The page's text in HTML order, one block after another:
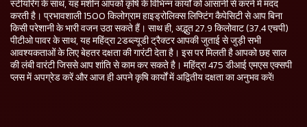
स्टीयरिंग के साथ, यह मशीन आपको कृषि के विभिन्न कार्यों को आसानी से करने में मदद
करती है। प्रभावशाली 1500 किलोग्राम हाइड्रोलिक्स लिफ्टिंग कैपेसिटी से आप बिना
किसी परेशानी के भारी वजन उठा सकते हैं। साथ ही, अद्भुत 27.9 किलोवाट (37.4 एचपी)
पीटीओ पावर के साथ, यह महिंद्रा 2डब्ल्यूडी ट्रैक्टर आपकी जुताई से जुड़ी सभी
आवश्यकताओं के लिए बेहतर दक्षता की गारंटी देता है। इस पर मिलती है आपको छह साल
की लंबी वारंटी जिससे आप शांति से काम कर सकते है। महिंद्रा 475 डीआई एमएस एक्सपी
प्लस में अपग्रेड करें और आज ही अपने कृषि कार्यों में अद्वितीय दक्षता का अनुभव करें!